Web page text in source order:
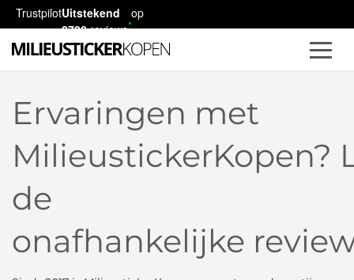
TrustpilotUitstekend
2730reviews
op
Ervaringen met
MilieustickerKopen?
de
onafhankelijke